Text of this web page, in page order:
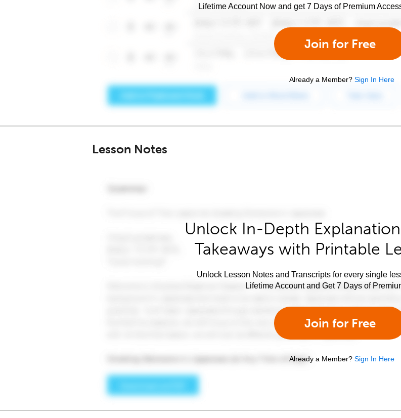
Lifetime Account Now and get 7 Days of Premium
Join for Free
Already a Member? Sign In Here
Lesson Notes
Unlock In-Depth
Takeaways with Printable
Unlock Lesson Notes and Transcripts for every single
Lifetime Account and Get 7 Days of
Join for Free
Already a Member? Sign In Here